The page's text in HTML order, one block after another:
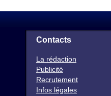
Contacts
La rédaction
Publicité
Recrutement
Infos légales